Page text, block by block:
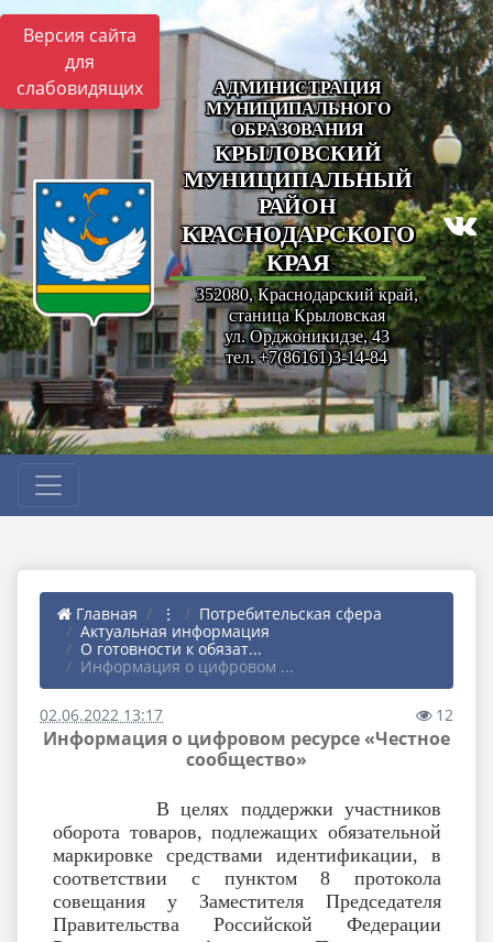
Версия сайта
для
слабовидящих
АДМИНИСТРАЦИЯ
МУНИЦИПАЛЬНОГО
ОБРАЗОВАНИЯ
КРЫЛОВСКИЙ
МУНИЦИПАЛЬНЫЙ
РАЙОН
КРАСНОДАРСКОГО
КРАЯ
352080, Краснодарский край,
станица Крыловская
ул. Орджоникидзе, 43
тел. +7(86161)3-14-84
Главная ⋮
Потребительская сфера
Актуальная информация
О готовности к обязат...
Информация о цифровом ...
02.06.2022 13:17 12
Информация о цифровом ресурсе «Честное
сообщество»
В целях поддержки участников
оборота товаров, подлежащих обязательной
маркировке средствами идентификации, в
соответствии с пунктом 8 протокола
совещания у Заместителя Председателя
Правительства Российской Федерации